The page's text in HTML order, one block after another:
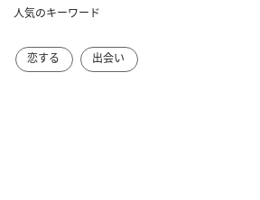
人気のキーワード
恋する 出会い